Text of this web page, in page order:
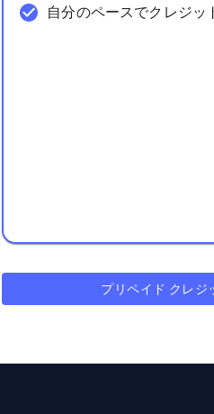
自分のペースでクレジッ
プリペイド クレジ